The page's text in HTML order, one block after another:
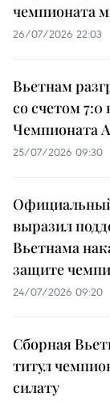
чемпионата
26/07/2026 22:03
Вьетнам
со счетом 7:0
Чемпионата
25/07/2026 09:30
выразил
Вьетнама
защите
24/07/2026 09:20
Сборная
титул
силату